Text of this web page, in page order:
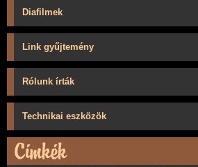
Diafilmek
Link gyűjtemény
Rólunk írták
Technikai eszközök